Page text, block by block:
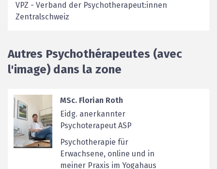
VPZ - Verband der Psychotherapeut:innen
Zentralschweiz
Autres Psychothérapeutes (avec
l'image) dans la zone
MSc. Florian Roth
Eidg. anerkannter
Psychoterapeut ASP
Psychotherapie für
Erwachsene, online und in
meiner Praxis im Yogahaus